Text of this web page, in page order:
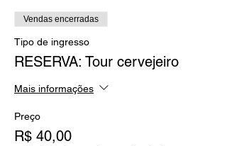
Vendas encerradas
Tipo de ingresso
RESERVA: Tour cervejeiro
Mais informações
Preço
R$ 40,00